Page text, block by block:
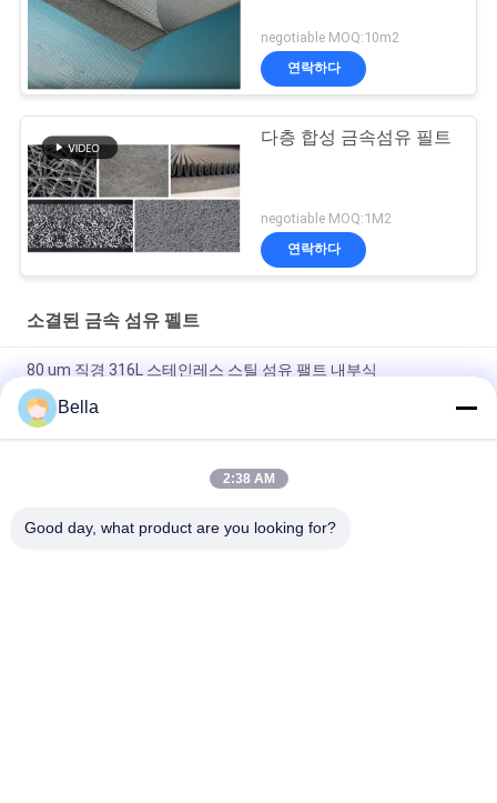
negotiable MOQ:10m2
연락하다
다층 합성 금속섬유 필트
negotiable MOQ:1M2
연락하다
소결된 금속 섬유 펠트
80 um 직경 316L 스테인레스 스틸 섬유 팰트 내부식
D75um 소결 금속 섬유 펠트, 1 밀리미터 두께 스테인레스 강 필터
엘리멘트
녹슬지 않은 0.57 밀리미터 두께 60 um 직경 스테인레스 강 미세
Bella
2:38 AM
Good day, what product are you looking for?